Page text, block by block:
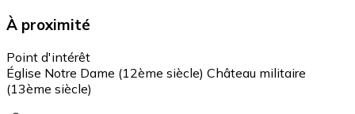
À proximité
Point d'intérêt
Église Notre Dame (12ème siècle) Château militaire
(13ème siècle)